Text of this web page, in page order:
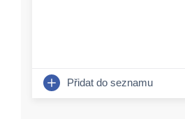
Přidat do seznamu